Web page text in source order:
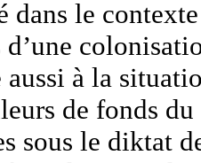
dans le
à la
de fonds
sous le diktat